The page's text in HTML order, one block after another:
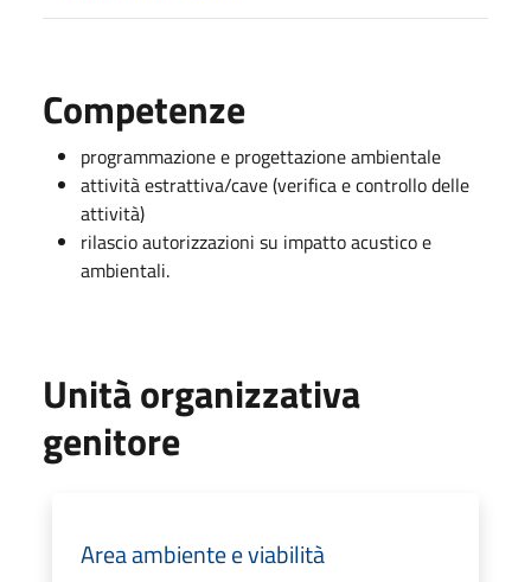
Competenze
programmazione e progettazione ambientale
attività estrattiva/cave (verifica e controllo delle
attività)
rilascio autorizzazioni su impatto acustico e
ambientali.
Unità organizzativa
genitore
Area ambiente e viabilità